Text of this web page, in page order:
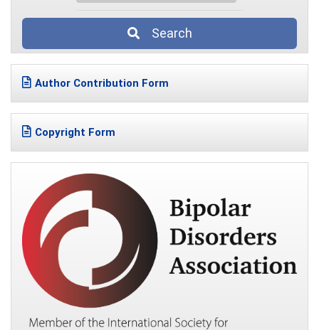
Search
Author Contribution Form
Copyright Form